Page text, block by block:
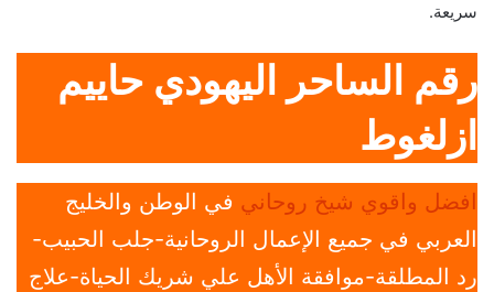
سريعة.
رقم الساحر اليهودي حاييم
ازلغوط
افضل واقوي شيخ روحاني في الوطن والخليج
العربي في جميع الإعمال الروحانية-جلب الحبيب-
رد المطلقة-موافقة الأهل علي شريك الحياة-علاج